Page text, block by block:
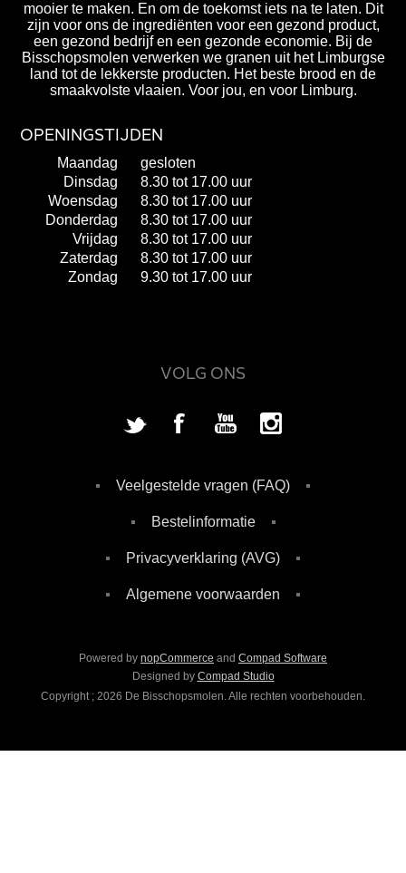
mooier te maken. En om de toekomst iets na te laten. Dit
zijn voor ons de ingrediënten voor een gezond product,
een gezond bedrijf en een gezonde economie. Bij de
Bisschopsmolen verwerken we granen uit het Limburgse
land tot de lekkerste producten. Het beste brood en de
smaakvolste vlaaien. Voor jou, en voor Limburg.
OPENINGSTIJDEN
Maandag
gesloten
Dinsdag
8.30 tot 17.00 uur
Woensdag
8.30 tot 17.00 uur
Donderdag
8.30 tot 17.00 uur
Vrijdag
8.30 tot 17.00 uur
Zaterdag
8.30 tot 17.00 uur
Zondag
9.30 tot 17.00 uur
VOLG ONS
Veelgestelde vragen (FAQ)
Bestelinformatie
Privacyverklaring (AVG)
Algemene voorwaarden
Powered by nopCommerce and Compad Software
Designed by Compad Studio
Copyright ; 2026 De Bisschopsmolen. Alle rechten voorbehouden.